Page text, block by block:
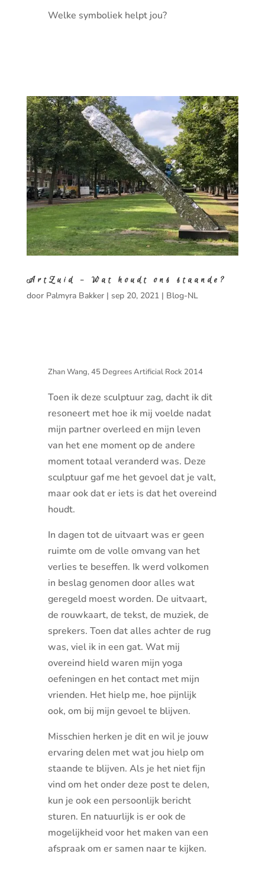
Welke symboliek helpt jou?
ArtZuid – Wat houdt ons staande?
door Palmyra Bakker| sep 20, 2021| Blog-NL
Zhan Wang, 45 Degrees Artificial Rock 2014
Toen ik deze sculptuur zag, dacht ik dit
resoneert met hoe ik mij voelde nadat
mijn partner overleed en mijn leven
van het ene moment op de andere
moment totaal veranderd was. Deze
sculptuur gaf me het gevoel dat je valt,
maar ook dat er iets is dat het overeind
houdt.
In dagen tot de uitvaart was er geen
ruimte om de volle omvang van het
verlies te beseffen. Ik werd volkomen
in beslag genomen door alles wat
geregeld moest worden. De uitvaart,
de rouwkaart, de tekst, de muziek, de
sprekers. Toen dat alles achter de rug
was, viel ik in een gat. Wat mij
overeind hield waren mijn yoga
oefeningen en het contact met mijn
vrienden. Het hielp me, hoe pijnlijk
ook, om bij mijn gevoel te blijven.
Misschien herken je dit en wil je jouw
ervaring delen met wat jou hielp om
staande te blijven. Als je het niet fijn
vind om het onder deze post te delen,
kun je ook een persoonlijk bericht
sturen. En natuurlijk is er ook de
mogelijkheid voor het maken van een
afspraak om er samen naar te kijken.